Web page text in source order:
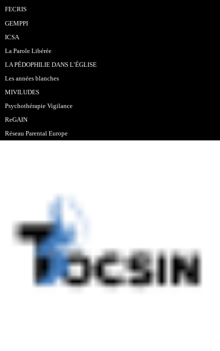
FECRIS
GEMPPI
ICSA
La Parole Libérée
LA PÉDOPHILIE DANS L’ÉGLISE
Les années blanches
MIVILUDES
Psychothérapie Vigilance
ReGAIN
Réseau Parental Europe